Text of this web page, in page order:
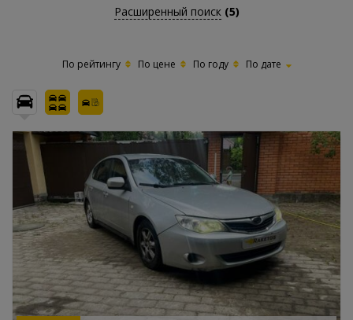
Расширенный поиск (5)
По рейтингу По цене По году По дате